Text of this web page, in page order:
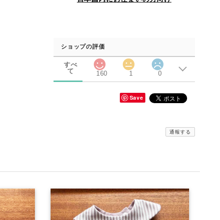
ショップの評価
すべ
て
160 1 0
Save
通報する